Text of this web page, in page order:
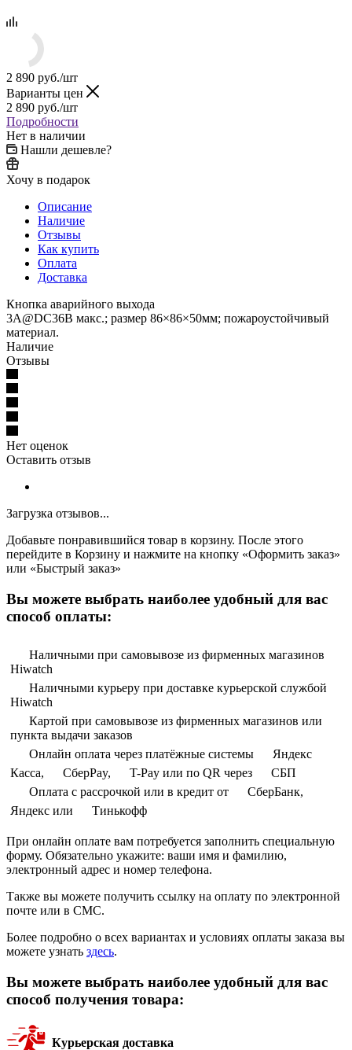
2 890 руб./шт
Варианты цен
2 890 руб./шт
Подробности
Нет в наличии
Нашли дешевле?
Хочу в подарок
Описание
Наличие
Отзывы
Как купить
Оплата
Доставка
Кнопка аварийного выхода
3A@DC36В макс.; размер 86×86×50мм; пожароустойчивый
материал.
Наличие
Отзывы
Нет оценок
Оставить отзыв
Загрузка отзывов...
Добавьте понравившийся товар в корзину. После этого
перейдите в Корзину и нажмите на кнопку «Оформить заказ»
или «Быстрый заказ»
Вы можете выбрать наиболее удобный для вас
способ оплаты:
Наличными при самовывозе из фирменных магазинов
Hiwatch
Наличными курьеру при доставке курьерской службой
Hiwatch
Картой при самовывозе из фирменных магазинов или
пункта выдачи заказов
Онлайн оплата через платёжные системы
Яндекс
Касса,
СберPay, T-Pay или по QR через
СБП
Оплата с рассрочкой или в кредит от
СберБанк,
Яндекс или
Тинькофф
При онлайн оплате вам потребуется заполнить специальную
форму. Обязательно укажите: ваши имя и фамилию,
электронный адрес и номер телефона.
Также вы можете получить ссылку на оплату по электронной
почте или в СМС.
Более подробно о всех вариантах и условиях оплаты заказа вы
можете узнать здесь.
Вы можете выбрать наиболее удобный для вас
способ получения товара:
Курьерская доставка